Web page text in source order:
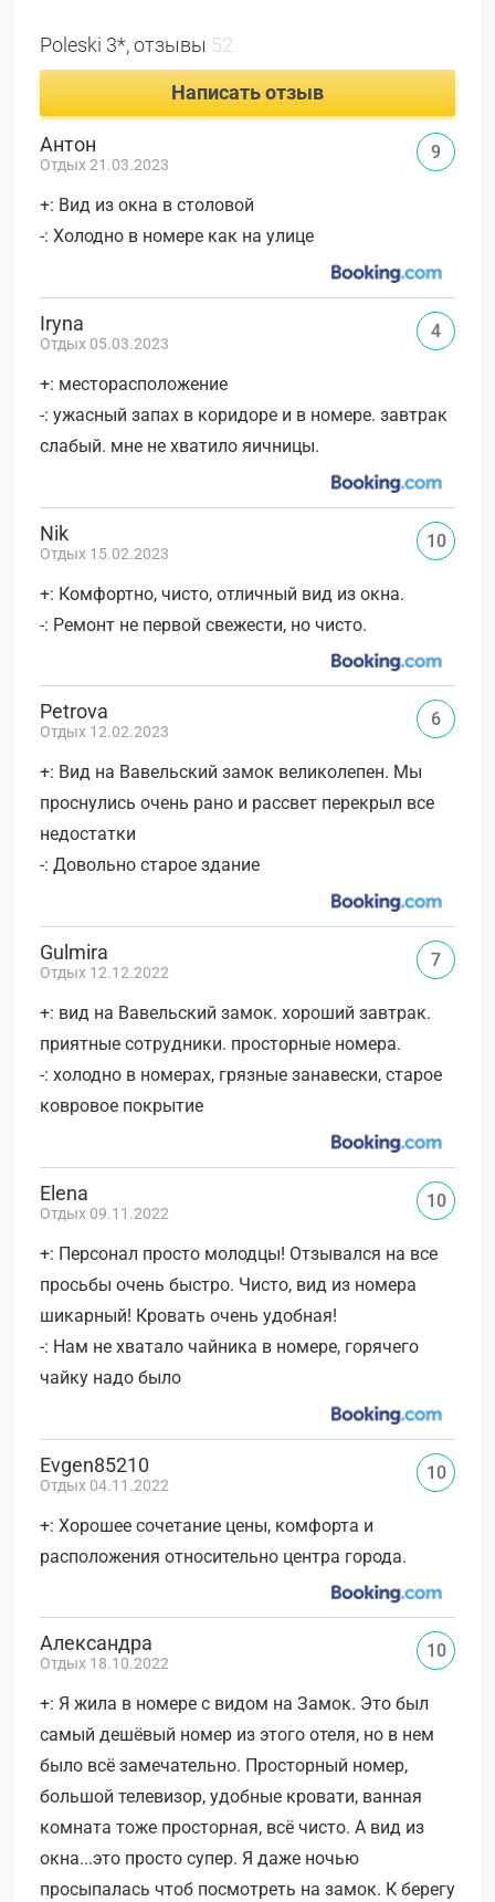
Poleski 3*, отзывы 52
Написать отзыв
Антон
Отдых 21.03.2023
+: Вид из окна в столовой
-: Холодно в номере как на улице
9
Iryna
Отдых 05.03.2023
+: месторасположение
-: ужасный запах в коридоре и в номере. завтрак
слабый. мне не хватило яичницы.
4
Nik
Отдых 15.02.2023
+: Комфортно, чисто, отличный вид из окна.
-: Ремонт не первой свежести, но чисто.
10
Petrova
Отдых 12.02.2023
+: Вид на Вавельский замок великолепен. Мы
проснулись очень рано и рассвет перекрыл все
недостатки
-: Довольно старое здание
6
Gulmira
Отдых 12.12.2022
+: вид на Вавельский замок. хороший завтрак.
приятные сотрудники. просторные номера.
-: холодно в номерах, грязные занавески, старое
ковровое покрытие
7
Elena
Отдых 09.11.2022
+: Персонал просто молодцы! Отзывался на все
просьбы очень быстро. Чисто, вид из номера
шикарный! Кровать очень удобная!
-: Нам не хватало чайника в номере, горячего
чайку надо было
10
Evgen85210
Отдых 04.11.2022
+: Хорошее сочетание цены, комфорта и
расположения относительно центра города.
10
Александра
Отдых 18.10.2022
+: Я жила в номере с видом на Замок. Это был
самый дешёвый номер из этого отеля, но в нем
было всё замечательно. Просторный номер,
большой телевизор, удобные кровати, ванная
комната тоже просторная, всё чисто. А вид из
окна...это просто супер. Я даже ночью
просыпалась чтоб посмотреть на замок. К берегу
10